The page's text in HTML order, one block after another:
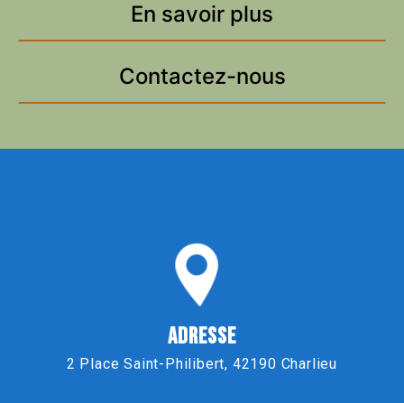
En savoir plus
Contactez-nous
ADRESSE
2 Place Saint-Philibert, 42190 Charlieu